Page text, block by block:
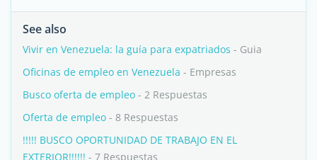
See also
Vivir en Venezuela: la guía para expatriados - Guia
Oficinas de empleo en Venezuela - Empresas
Busco oferta de empleo - 2 Respuestas
Oferta de empleo - 8 Respuestas
!!!!! BUSCO OPORTUNIDAD DE TRABAJO EN EL
EXTERIOR!!!!!! - 7 Respuestas